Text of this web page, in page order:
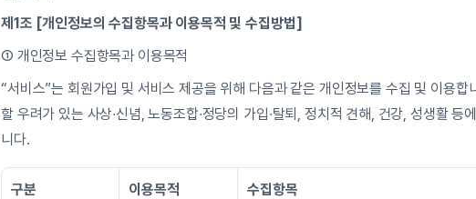
제1조 [개인정보의 수집항목과 이용목적 및 수집방법]
① 개인정보 수집항목과 이용목적
“서비스”는 회원가입 및 서비스 제공을 위해 다음과 같은 개인정보를 수집 및 이용합
할 우려가 있는 사상∙신념, 노동조합∙정당의 가입∙탈퇴, 정치적 견해, 건강, 성생활 등
니다.
구분 이용목적 수집항목